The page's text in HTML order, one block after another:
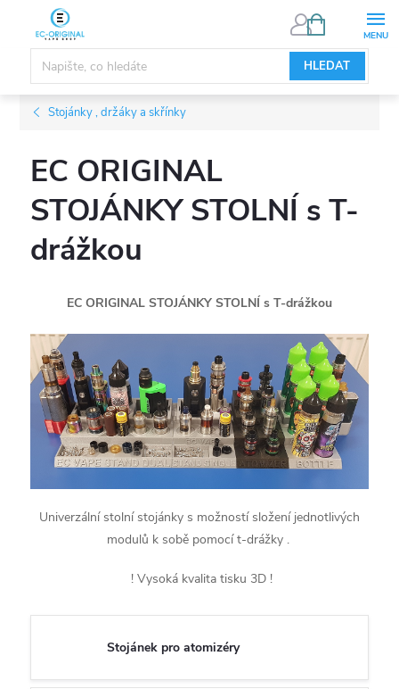
obsah
HLEDAT
NÁKUPNÍ
Stojánky , držáky a skřínky
EC ORIGINAL
STOJÁNKY STOLNÍ s T-
drážkou
EC ORIGINAL STOJÁNKY STOLNÍ s T-drážkou
Univerzální stolní stojánky s možností složení jednotlivých
modulů k sobě pomocí t-drážky .
! Vysoká kvalita tisku 3D !
Stojánek pro atomizéry